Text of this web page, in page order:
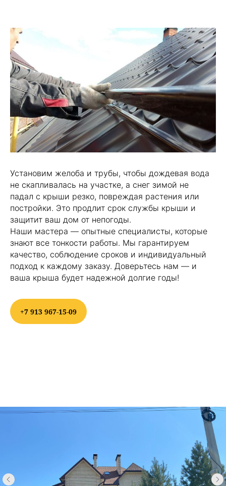
Установим желоба и трубы, чтобы дождевая вода
не скапливалась на участке, а снег зимой не
падал с крыши резко, повреждая растения или
постройки. Это продлит срок службы крыши и
защитит ваш дом от непогоды.
Наши мастера — опытные специалисты, которые
знают все тонкости работы. Мы гарантируем
качество, соблюдение сроков и индивидуальный
подход к каждому заказу. Доверьтесь нам — и
ваша крыша будет надежной долгие годы!
+7 913 967-15-09